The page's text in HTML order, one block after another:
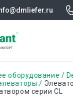
оборудование
серии CL